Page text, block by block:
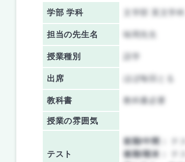
学部 学科
担当の先生名 味岡先生
授業種別
出席 ほぼ毎回とる
教科書 教科書必要
授業の雰囲気
テスト
前期/中間：
テ
後期/期末：
テ